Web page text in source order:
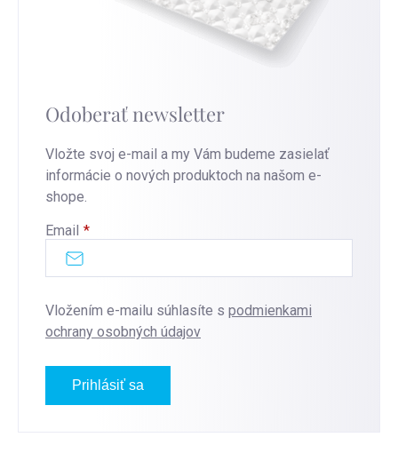
Odoberať newsletter
Vložte svoj e-mail a my Vám budeme zasielať
informácie o nových produktoch na našom e-
shope.
Email
Vložením e-mailu súhlasíte s podmienkami
ochrany osobných údajov
Prihlásiť sa